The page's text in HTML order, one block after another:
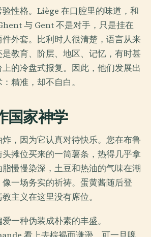
性格。Liège 在口腔里的味道，和
与 Gent 不是对手，只是挂在
外套。比利时人很清楚，语言从来
教育、阶层、地区、记忆，有时甚
的冷盘式报复。因此，他们发展出
精准，却不自白。
国家神学
，因为它认真对待快乐。您在布鲁
摊位买来的一筒薯条，热得几乎拿
慢慢染深，土豆和热油的气味在潮
一场务实的祈祷。蛋黄酱随后登
主义在这里没有席位。
一种伪装成朴素的丰盛。